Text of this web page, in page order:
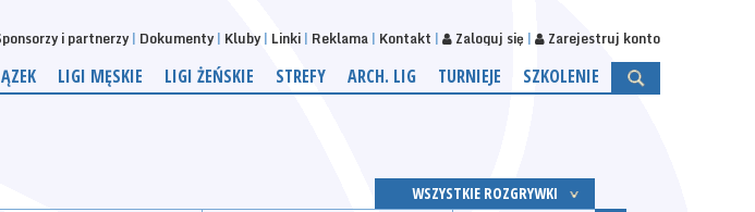
i partnerzy Dokumenty Kluby Linki Reklama Kontakt Zaloguj się Zarejestruj konto
LIGI MĘSKIE LIGI ŻEŃSKIE STREFY ARCH. LIG TURNIEJE SZKOLENIE
WSZYSTKIE ROZGRYWKI